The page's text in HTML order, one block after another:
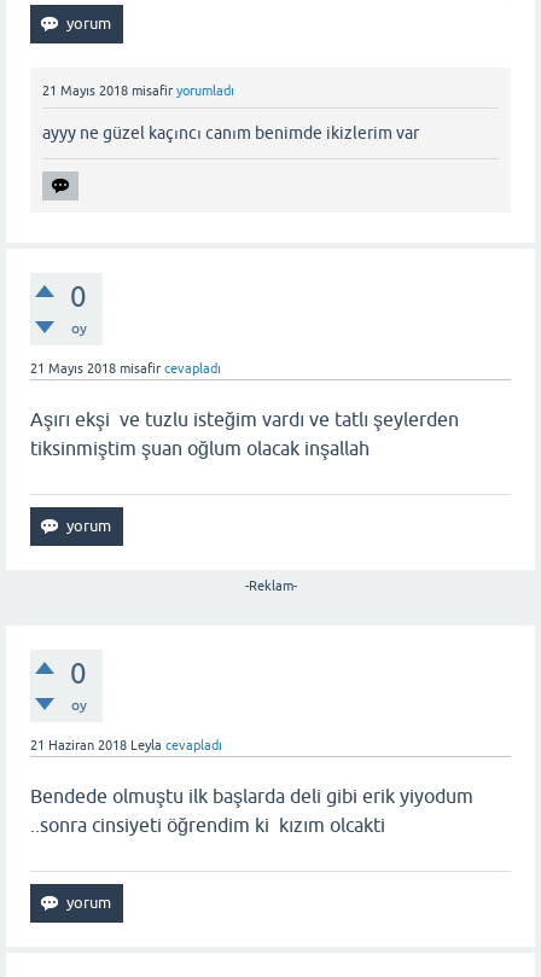
21 Mayıs 2018 misafir yorumladı
ayyy ne güzel kaçıncı canım benimde ikizlerim var
0
oy
21 Mayıs 2018 misafir cevapladı
Aşırı ekşi ve tuzlu isteğim vardı ve tatlı şeylerden
tiksinmiştim şuan oğlum olacak inşallah
-Reklam-
0
oy
21 Haziran 2018 Leyla cevapladı
Bendede olmuştu ilk başlarda deli gibi erik yiyodum
..sonra cinsiyeti öğrendim ki kızım olcakti